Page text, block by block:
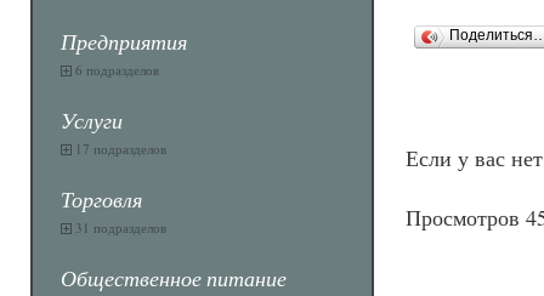
Предприятия
6 подразделов
Услуги
17 подразделов
Торговля
31 подразделов
Общественное питание
Если у вас
Просмотров